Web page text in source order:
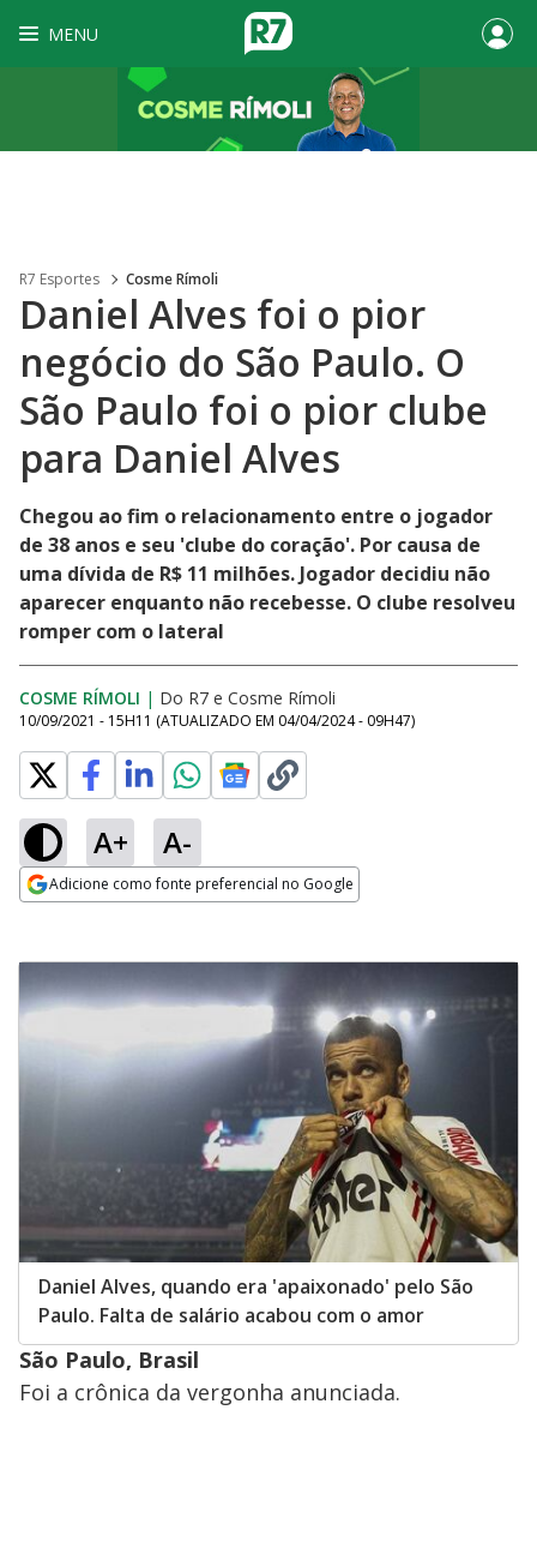
MENU
R7 Esportes Cosme Rímoli
Daniel Alves foi o pior
negócio do São Paulo. O
São Paulo foi o pior clube
para Daniel Alves
Chegou ao fim o relacionamento entre o jogador
de 38 anos e seu 'clube do coração'. Por causa de
uma dívida de R$ 11 milhões. Jogador decidiu não
aparecer enquanto não recebesse. O clube resolveu
romper com o lateral
COSME RÍMOLI | Do R7 e Cosme Rímoli
10/09/2021 - 15H11 (ATUALIZADO EM 04/04/2024 - 09H47)
A+ A-
Adicione como fonte preferencial no Google
Daniel Alves, quando era 'apaixonado' pelo São
Paulo. Falta de salário acabou com o amor
São Paulo, Brasil
Foi a crônica da vergonha anunciada.